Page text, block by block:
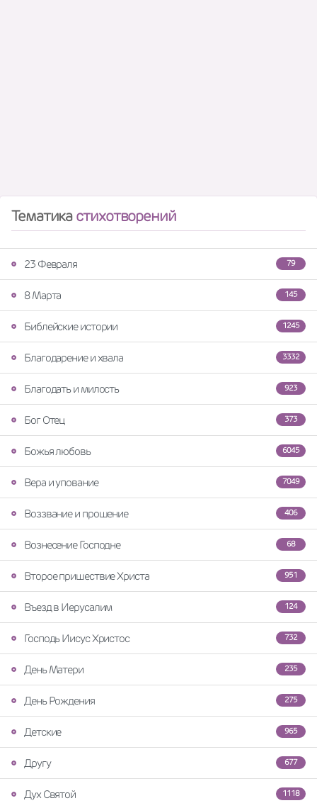
Тематикастихотворений
79
23 Февраля
145
8 Марта
1245
Библейские истории
3332
Благодарение и хвала
923
Благодать и милость
373
Бог Отец
6045
Божья любовь
7049
Вера и упование
406
Воззвание и прошение
68
Вознесение Господне
951
Второе пришествие Христа
124
Въезд в Иерусалим
732
Господь Иисус Христос
235
День Матери
275
День Рождения
965
Детские
677
Другу
1118
Дух Святой